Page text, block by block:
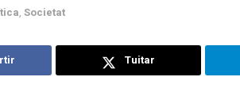
,Societat
Tuitar